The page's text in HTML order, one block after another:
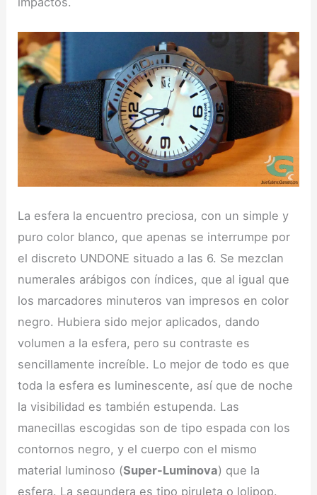
La esfera la encuentro preciosa, con un simple y
puro color blanco, que apenas se interrumpe por
el discreto UNDONE situado a las 6. Se mezclan
numerales arábigos con índices, que al igual que
los marcadores minuteros van impresos en color
negro. Hubiera sido mejor aplicados, dando
volumen a la esfera, pero su contraste es
sencillamente increíble. Lo mejor de todo es que
toda la esfera es luminescente, así que de noche
la visibilidad es también estupenda. Las
manecillas escogidas son de tipo espada con los
contornos negro, y el cuerpo con el mismo
material luminoso (Super-Luminova) que la
esfera. La segundera es tipo piruleta o lolipop.